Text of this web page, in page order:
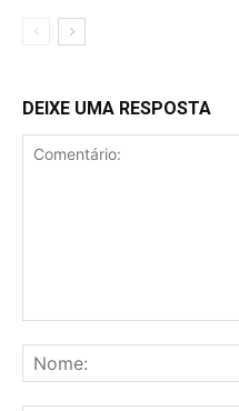
DEIXE UMA RESPOSTA